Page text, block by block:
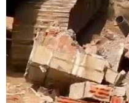
Bên ngoài trụ sở Cục Dự
(Ảnh:
Trả lời phỏng vấn tờ
vọng chính sách tiền
bang Mỹ (Fed), ông